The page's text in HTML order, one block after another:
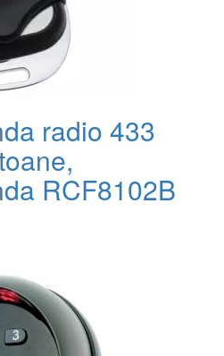
radio 433
RCF8102B